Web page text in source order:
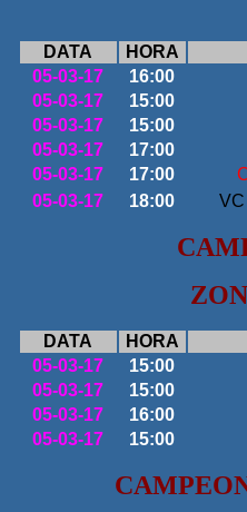
DATA HORA
05-03-17
16:00
05-03-17
15:00
05-03-17
15:00
05-03-17
17:00
05-03-17
17:00
05-03-17
18:00
DATA HORA
05-03-17
15:00
05-03-17
15:00
05-03-17
16:00
05-03-17
15:00